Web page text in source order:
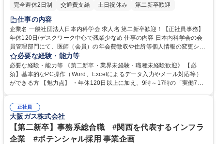
完全週休2日制
交通費支給 土日祝休み 第二新卒歓迎
仕事の内容
企業名 一般社団法人日本内科学会 求人名 第二新卒歓迎！【正社員事務】
年休120日/デスクワーク中心で残業少なめ 仕事の内容 日本内科学会の会
員管理部門にて、医師（会員）の年会費徴収や住所等個人情報の変更シス
テム入力、電話・FAX対応をお任せします。将来的には、各種委員会の運
営事務局業務などにも幅広く携わっていただきます。 【会員管理・データ
入力業務】 ・医師（会員）の住所変更、個人情報のシステム登録・更新
・年会費の徴収管理や入金データの照合確認 【問い合わせ対応】 ・会員
年休120日/デスクワーク中心で残業少なめ
必要な経験・能力等
必要な経験・能力等 《第二新卒・業界未経験・職種未経験歓迎》 【必
須】基本的なPC操作（Word、Excelによるデータ入力やメール対応等）
ができる方 【魅力点】 ・年休120日以上に加え、9時～17時の「実働7時
整、資料作成、当日の運営サポート 学歴・資格 学歴：大学院 大学 語学
力： 資格：
正社員
大阪ガス株式会社
【第二新卒】事務系総合職 #関西を代表するインフラ
企業 #ポテンシャル採用 事業企画